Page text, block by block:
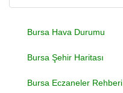
Bursa Hava Durumu
Bursa Şehir Haritası
Bursa Eczaneler Rehberi